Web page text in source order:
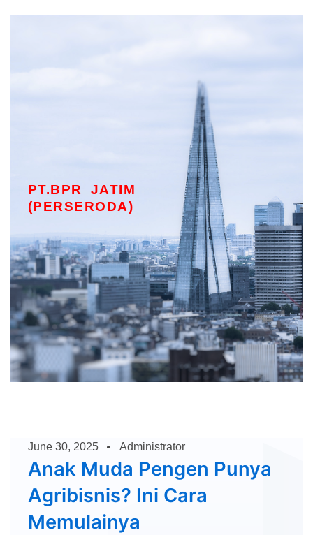
PT.BPR JATIM
(PERSERODA)
June 30, 2025 Administrator
Anak Muda Pengen Punya
Agribisnis? Ini Cara
Memulainya